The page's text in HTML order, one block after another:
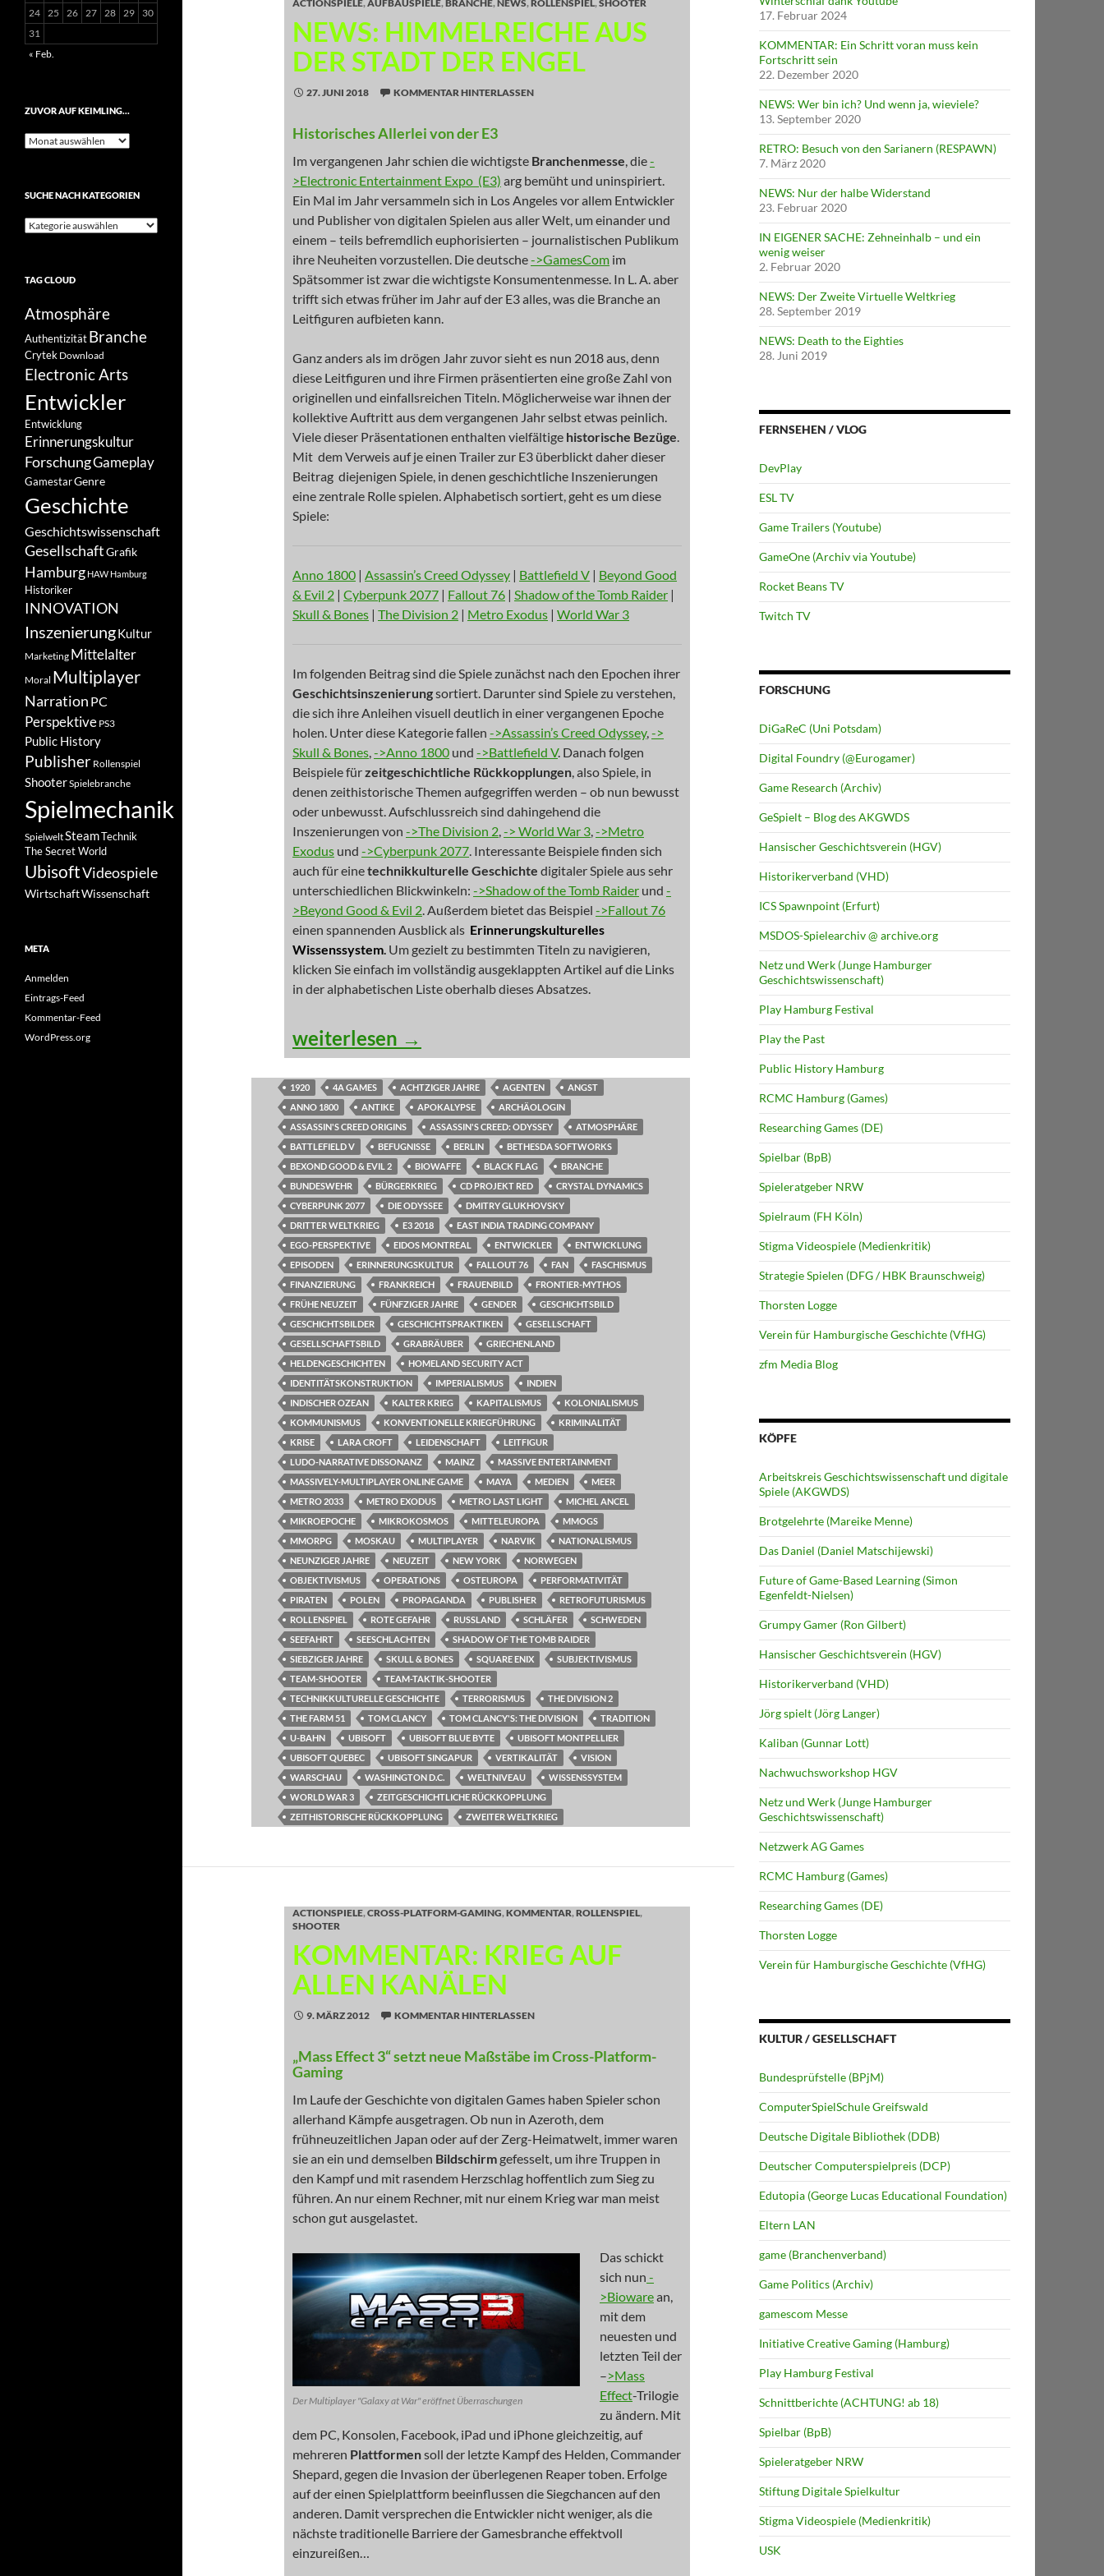
ACTIONSPIELE,AUFBAUSPIELE,BRANCHE,NEWS,ROLLENSPIEL,SHOOTER
NEWS: HIMMELREICHE AUS
DER STADT DER ENGEL
27. JUNI 2018 KOMMENTAR HINTERLASSEN
Historisches Allerlei von der E3
Im vergangenen Jahr schien die wichtigste Branchenmesse, die-
>Electronic Entertainment Expo (E3) arg bemüht und uninspiriert.
Ein Mal im Jahr versammeln sich in Los Angeles vor allem Entwickler
und Publisher von digitalen Spielen aus aller Welt, um einander und
einem – teils befremdlich euphorisierten – journalistischen Publikum
ihre Neuheiten vorzustellen. Die deutsche->GamesCom im
Spätsommer ist zwar die wichtigste Konsumentenmesse. In L. A. aber
trifft sich etwas früher im Jahr auf der E3 alles, was die Branche an
Leitfiguren aufbieten kann.
Ganz anders als im drögen Jahr zuvor sieht es nun 2018 aus, denn
diese Leitfiguren und ihre Firmen präsentierten eine große Zahl von
originellen und einfallsreichen Titeln. Möglicherweise war ihnen der
kollektive Auftritt aus dem vergangenen Jahr selbst etwas peinlich.
Viele dieser Präsentationen enthalten vielfältige historische Bezüge.
Mit dem Verweis auf je einen Trailer zur E3 überblickt daher dieser
Beitrag diejenigen Spiele, in denen geschichtliche Inszenierungen
eine zentrale Rolle spielen. Alphabetisch sortiert, geht es um diese
Spiele:
Anno 1800 | Assassin’s Creed Odyssey | Battlefield V | Beyond Good
& Evil 2 | Cyberpunk 2077 | Fallout 76 | Shadow of the Tomb Raider |
Skull & Bones | The Division 2 | Metro Exodus | World War 3
Im folgenden Beitrag sind die Spiele zunächst nach den Epochen ihrer
Geschichtsinszenierungsortiert. Darunter sind Spiele zu verstehen,
die sich ihre Anleihen visuell deutlich in einer vergangenen Epoche
holen. Unter diese Kategorie fallen ->Assassin’s Creed Odyssey,->
Skull & Bones,->Anno 1800 und ->Battlefield V. Danach folgen
Beispiele fürzeitgeschichtliche Rückkopplungen, also Spiele, in
denen zeithistorische Themen aufgegriffen werden – ob nun bewusst
oder unbewusst. Aufschlussreich sind dahingehend die
Inszenierungen von ->The Division 2,-> World War 3,->Metro
Exodus und ->Cyberpunk 2077. Interessante Beispiele finden sich
auch für einetechnikkulturelle Geschichte digitaler Spiele aus sehr
unterschiedlichen Blickwinkeln: ->Shadow of the Tomb Raider und -
>Beyond Good & Evil 2. Außerdem bietet das Beispiel ->Fallout 76
einen spannenden Ausblick als Erinnerungskulturelles
Wissenssystem. Um gezielt zu bestimmten Titeln zu navigieren,
klicken Sie einfach im vollständig ausgeklappten Artikel auf die Links
in der alphabetischen Liste oberhalb dieses Absatzes.
NEWS: Himmelreiche aus der Stadt der Engel
weiterlesen →
1920 4A GAMES ACHTZIGER JAHRE AGENTEN
ANGST
ANNO 1800
ANTIKE APOKALYPSE
ARCHÄOLOGIN
ASSASSIN'S CREED ORIGINS
ASSASSIN'S CREED: ODYSSEY
ATMOSPHÄRE
BATTLEFIELD V
BEFUGNISSE BERLIN
BETHESDA SOFTWORKS
BEXOND GOOD & EVIL 2
BIOWAFFE BLACK FLAG
BRANCHE
BUNDESWEHR
BÜRGERKRIEG CD PROJEKT RED
CRYSTAL DYNAMICS
CYBERPUNK 2077
DIE ODYSSEE
DMITRY GLUKHOVSKY
DRITTER WELTKRIEG
E3 2018
EAST INDIA TRADING COMPANY
EGO-PERSPEKTIVE
EIDOS MONTREAL ENTWICKLER
ENTWICKLUNG
EPISODEN
ERINNERUNGSKULTUR FALLOUT 76 FAN
FASCHISMUS
FINANZIERUNG
FRANKREICH FRAUENBILD
FRONTIER-MYTHOS
FRÜHE NEUZEIT
FÜNFZIGER JAHRE GENDER
GESCHICHTSBILD
GESCHICHTSBILDER
GESCHICHTSPRAKTIKEN
GESELLSCHAFT
GESELLSCHAFTSBILD
GRABRÄUBER
GRIECHENLAND
HELDENGESCHICHTEN
HOMELAND SECURITY ACT
IDENTITÄTSKONSTRUKTION
IMPERIALISMUS
INDIEN
INDISCHER OZEAN
KALTER KRIEG KAPITALISMUS
KOLONIALISMUS
KOMMUNISMUS
KONVENTIONELLE KRIEGFÜHRUNG
KRIMINALITÄT
KRISE
LARA CROFT LEIDENSCHAFT
LEITFIGUR
LUDO-NARRATIVE DISSONANZ
MAINZ
MASSIVE ENTERTAINMENT
MASSIVELY-MULTIPLAYER ONLINE GAME
MAYA MEDIEN
MEER
METRO 2033
METRO EXODUS METRO LAST LIGHT
MICHEL ANCEL
MIKROEPOCHE
MIKROKOSMOS MITTELEUROPA
MMOGS
MMORPG
MOSKAU MULTIPLAYER NARVIK
NATIONALISMUS
NEUNZIGER JAHRE
NEUZEIT NEW YORK
NORWEGEN
OBJEKTIVISMUS
OPERATIONS OSTEUROPA
PERFORMATIVITÄT
PIRATEN
POLEN PROPAGANDA PUBLISHER
RETROFUTURISMUS
ROLLENSPIEL
ROTE GEFAHR RUSSLAND SCHLÄFER
SCHWEDEN
SEEFAHRT
SEESCHLACHTEN
SHADOW OF THE TOMB RAIDER
SIEBZIGER JAHRE
SKULL & BONES SQUARE ENIX
SUBJEKTIVISMUS
TEAM-SHOOTER
TEAM-TAKTIK-SHOOTER
TECHNIKKULTURELLE GESCHICHTE
TERRORISMUS
THE DIVISION 2
THE FARM 51
TOM CLANCY TOM CLANCY'S: THE DIVISION
TRADITION
U-BAHN
UBISOFT UBISOFT BLUE BYTE
UBISOFT MONTPELLIER
UBISOFT QUEBEC
UBISOFT SINGAPUR VERTIKALITÄT
VISION
WARSCHAU
WASHINGTON D.C. WELTNIVEAU
WISSENSSYSTEM
WORLD WAR 3
ZEITGESCHICHTLICHE RÜCKKOPPLUNG
ZEITHISTORISCHE RÜCKKOPPLUNG
ZWEITER WELTKRIEG
ACTIONSPIELE,CROSS-PLATFORM-GAMING,KOMMENTAR,ROLLENSPIEL,
SHOOTER
KOMMENTAR: KRIEG AUF
ALLEN KANÄLEN
9. MÄRZ 2012 KOMMENTAR HINTERLASSEN
„Mass Effect 3“ setzt neue Maßstäbe im Cross-Platform-
Gaming
Im Laufe der Geschichte von digitalen Games haben Spieler schon
allerhand Kämpfe ausgetragen. Ob nun in Azeroth, dem
frühneuzeitlichen Japan oder auf der Zerg-Heimatwelt, immer waren
sie an ein und demselben Bildschirm gefesselt, um ihre Truppen in
den Kampf und mit rasendem Herzschlag hoffentlich zum Sieg zu
führen. An nur einem Rechner, mit nur einem Krieg war man meist
schon gut ausgelastet.
Der Multiplayer "Galaxy at War" eröffnet Überraschungen
Das schickt
sich nun -
>Biowarean,
mit dem
neuesten und
letzten Teil der
–>Mass
Effect-Trilogie
zu ändern. Mit
dem PC, Konsolen, Facebook, iPad und iPhone gleichzeitig, auf
mehreren Plattformensoll der letzte Kampf des Helden, Commander
Shepard, gegen die Invasion der überlegenen Reaper toben. Erfolge
auf der einen Spielplattform beeinflussen die Siegchancen auf den
anderen. Damit versprechen die Entwickler nicht weniger, als die
nächste traditionelle Barriere der Gamesbranche effektvoll
einzureißen…
17. Februar 2024
KOMMENTAR: Ein Schritt voran muss kein
Fortschritt sein
22. Dezember 2020
NEWS: Wer bin ich? Und wenn ja, wieviele?
13. September 2020
RETRO: Besuch von den Sarianern (RESPAWN)
7. März 2020
NEWS: Nur der halbe Widerstand
23. Februar 2020
IN EIGENER SACHE: Zehneinhalb – und ein
wenig weiser
2. Februar 2020
NEWS: Der Zweite Virtuelle Weltkrieg
28. September 2019
NEWS: Death to the Eighties
28. Juni 2019
FERNSEHEN / VLOG
DevPlay
ESL TV
Game Trailers (Youtube)
GameOne (Archiv via Youtube)
Rocket Beans TV
Twitch TV
FORSCHUNG
DiGaReC (Uni Potsdam)
Digital Foundry (@Eurogamer)
Game Research (Archiv)
GeSpielt – Blog des AKGWDS
Hansischer Geschichtsverein (HGV)
Historikerverband (VHD)
ICS Spawnpoint (Erfurt)
MSDOS-Spielearchiv @ archive.org
Netz und Werk (Junge Hamburger
Geschichtswissenschaft)
Play Hamburg Festival
Play the Past
Public History Hamburg
RCMC Hamburg (Games)
Researching Games (DE)
Spielbar (BpB)
Spieleratgeber NRW
Spielraum (FH Köln)
Stigma Videospiele (Medienkritik)
Strategie Spielen (DFG / HBK Braunschweig)
Thorsten Logge
Verein für Hamburgische Geschichte (VfHG)
zfm Media Blog
KÖPFE
Arbeitskreis Geschichtswissenschaft und digitale
Spiele (AKGWDS)
Brotgelehrte (Mareike Menne)
Das Daniel (Daniel Matschijewski)
Future of Game-Based Learning (Simon
Egenfeldt-Nielsen)
Grumpy Gamer (Ron Gilbert)
Hansischer Geschichtsverein (HGV)
Historikerverband (VHD)
Jörg spielt (Jörg Langer)
Kaliban (Gunnar Lott)
Nachwuchsworkshop HGV
Netz und Werk (Junge Hamburger
Geschichtswissenschaft)
Netzwerk AG Games
RCMC Hamburg (Games)
Researching Games (DE)
Thorsten Logge
Verein für Hamburgische Geschichte (VfHG)
KULTUR / GESELLSCHAFT
Bundesprüfstelle (BPjM)
ComputerSpielSchule Greifswald
Deutsche Digitale Bibliothek (DDB)
Deutscher Computerspielpreis (DCP)
Edutopia (George Lucas Educational Foundation)
Eltern LAN
game (Branchenverband)
Game Politics (Archiv)
gamescom Messe
Initiative Creative Gaming (Hamburg)
Play Hamburg Festival
Schnittberichte (ACHTUNG! ab 18)
Spielbar (BpB)
Spieleratgeber NRW
Stiftung Digitale Spielkultur
Stigma Videospiele (Medienkritik)
USK
24 25 26 27 28 29
30
31
« Feb.
ZUVOR AUF KEIMLING…
Zuvor
SUCHE NACH KATEGORIEN
Suche
TAG CLOUD
Atmosphäre
Authentizität Branche
Crytek Download
Electronic Arts
Entwickler
Entwicklung
Erinnerungskultur
ForschungGameplay
GamestarGenre
Geschichte
Geschichtswissenschaft
GesellschaftGrafik
Hamburg HAW Hamburg
Historiker
INNOVATION
InszenierungKultur
Marketing Mittelalter
Moral Multiplayer
Narration PC
Perspektive PS3
Public History
Publisher Rollenspiel
ShooterSpielebranche
Spielmechanik
SpielweltSteamTechnik
The Secret World
UbisoftVideospiele
WirtschaftWissenschaft
META
Anmelden
Eintrags-Feed
Kommentar-Feed
WordPress.org